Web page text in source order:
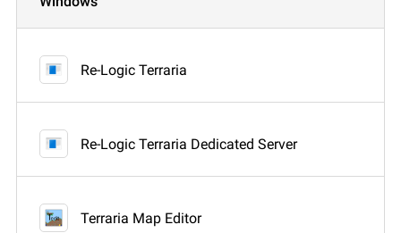
Re-Logic Terraria
Re-Logic Terraria Dedicated Server
Terraria Map Editor